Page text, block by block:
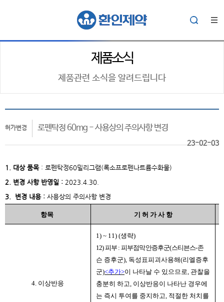
제품소식
제품관련 소식을 알려드립니다
허가변경 로펜탁정 60mg - 사용상의 주의사항 변경
23-02-03
1. 대상품목 : 로펜탁정60밀리그램(록소프로펜나트륨수화물)
2. 변경 사항 반영일 : 2023.4.30.
3. 변경 내용 : 사용상의 주의사항 변경
항목 기 허 가 사 항
4. 이상반응
1) ~ 11) (생략)
12)피부 : 피부점막안증후군(스티븐스-존
슨 증후군), 독성표피괴사용해(리엘증후
군)<추가>이 나타날 수 있으므로, 관찰을
충분히 하고, 이상반응이 나타난 경우에
는 즉시 투여를 중지하고, 적절한 처치를